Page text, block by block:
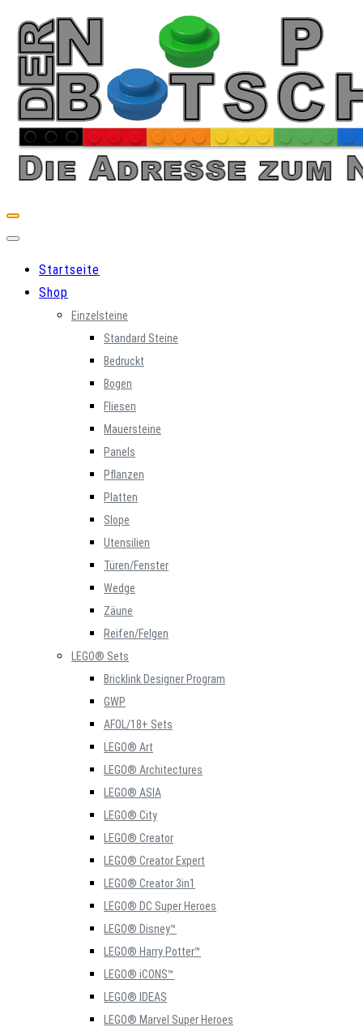
Skip
content
Startseite
Shop
Einzelsteine
Standard Steine
Bedruckt
Bogen
Fliesen
Mauersteine
Panels
Pflanzen
Platten
Slope
Utensilien
Türen/Fenster
Wedge
Zäune
Reifen/Felgen
LEGO® Sets
Bricklink Designer Program
GWP
AFOL/18+ Sets
LEGO® Art
LEGO® Architectures
LEGO® ASIA
LEGO® City
LEGO® Creator
LEGO® Creator Expert
LEGO® Creator 3in1
LEGO® DC Super Heroes
LEGO® Disney™
LEGO® Harry Potter™
LEGO® iCONS™
LEGO® IDEAS
LEGO® Marvel Super Heroes